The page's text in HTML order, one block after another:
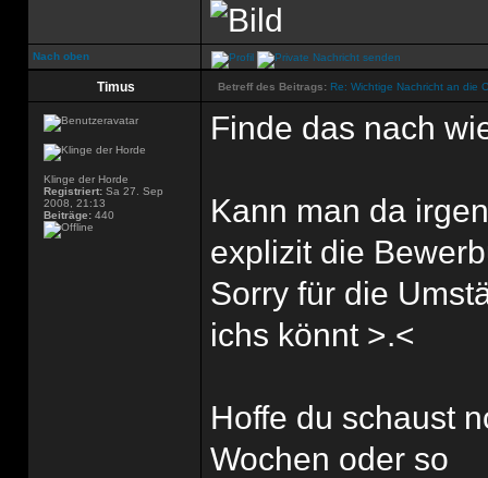
Nach oben
Timus Betreff des Beitrags: Re: Wichtige Nachricht an die
Klinge der Horde
Registriert: Sa 27. Sep
2008, 21:13
Beiträge: 440
Finde das nach
Kann man da
explizit die
Sorry für die
ichs könnt >.<
Hoffe du schaust
Wochen oder so